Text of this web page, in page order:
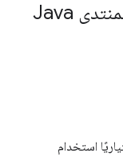
استخدام